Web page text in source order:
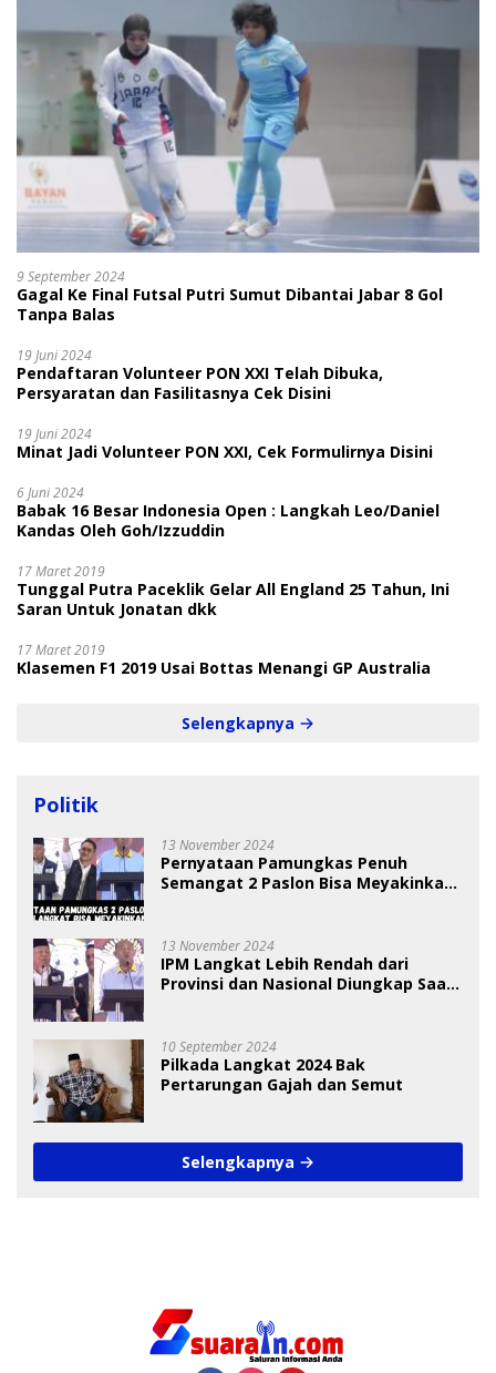
9 September 2024
Gagal Ke Final Futsal Putri Sumut Dibantai Jabar 8 Gol
Tanpa Balas
19 Juni 2024
Pendaftaran Volunteer PON XXI Telah Dibuka,
Persyaratan dan Fasilitasnya Cek Disini
19 Juni 2024
Minat Jadi Volunteer PON XXI, Cek Formulirnya Disini
6 Juni 2024
Babak 16 Besar Indonesia Open : Langkah Leo/Daniel
Kandas Oleh Goh/Izzuddin
17 Maret 2019
Tunggal Putra Paceklik Gelar All England 25 Tahun, Ini
Saran Untuk Jonatan dkk
17 Maret 2019
Klasemen F1 2019 Usai Bottas Menangi GP Australia
Selengkapnya
Politik
13 November 2024
Pernyataan Pamungkas Penuh
Semangat 2 Paslon Bisa Meyakinkan
13 November 2024
IPM Langkat Lebih Rendah dari
Provinsi dan Nasional Diungkap Saat
10 September 2024
Pilkada Langkat 2024 Bak
Pertarungan Gajah dan Semut
Selengkapnya